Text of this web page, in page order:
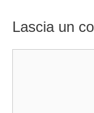
Lascia un